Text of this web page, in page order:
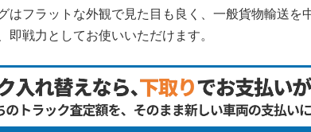
はフラットな外観で見た目も良く、一般貨物輸送を
即戦力としてお使いいただけます。